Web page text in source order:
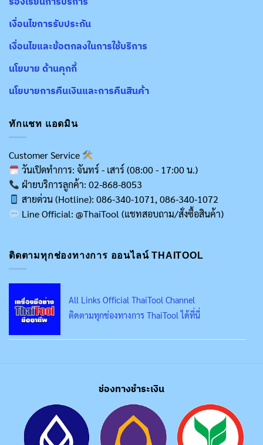
เงื่อนไขการรับประกัน
เงื่อนไขและข้อตกลงในการใช้บริการ
นโยบาย ด้านคุกกี้
นโยบายการคืนเงินและการคืนสินค้า
ทักแชท แอดมิน
Customer Service
วันเปิดทำการ: จันทร์ - เสาร์ (08:00 - 17:00 น.)
ฝ่ายบริการลูกค้า: 02-868-8053
สายด่วน (Hotline): 086-340-1071, 086-340-1072
Line Official: @ThaiTool (แชทสอบถาม/สั่งซื้อสินค้า)
ติดตามทุกช่องทางการ ออนไลน์ THAITOOL
All Links Official ThaiTool Channel
ติดตามทุกช่องทางการ ThaiTool ได้ที่นี่
ช่องทางชำระเงิน